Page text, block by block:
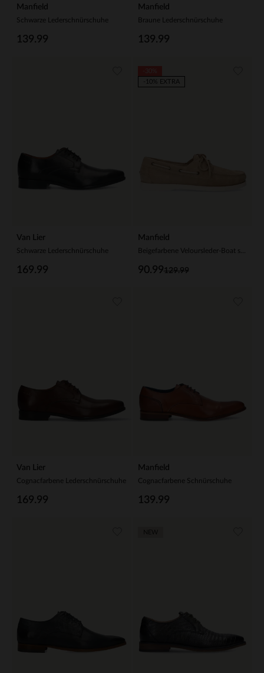
Manfield
Schwarze Lederschnürschuhe
139.99
Manfield
Braune Lederschnürschuhe
139.99
Van Lier
Schwarze Lederschnürschuhe
169.99
Manfield
129.99
90.99
-10% EXTRA
Van Lier
Cognacfarbene Lederschnürschuhe
169.99
Manfield
Cognacfarbene Schnürschuhe
139.99